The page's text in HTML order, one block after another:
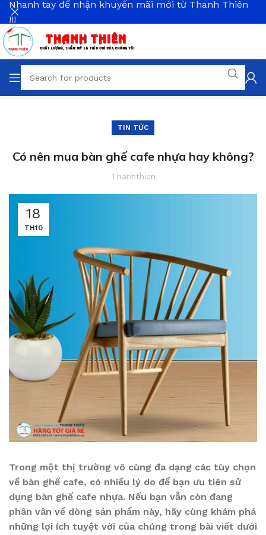
TIN TỨC
Có nên mua bàn ghế cafe nhựa hay không?
Thanhthien
18
TH10
Trong một thị trường vô cùng đa dạng các tùy chọn
về bàn ghế cafe, có nhiều lý do để bạn ưu tiên sử
dụng bàn ghế cafe nhựa. Nếu bạn vẫn còn đang
phân vân về dòng sản phẩm này, hãy cùng khám phá
những lợi ích tuyệt vời của chúng trong bài viết dưới
Nhanh tay để nhận khuyến mãi mới từ Thanh Thiên
!!!